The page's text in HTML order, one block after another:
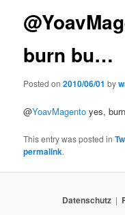
burn bu…
Posted on2010/06/01 by
@YoavMagento yes,
This entry was posted in
permalink.
Datenschutz